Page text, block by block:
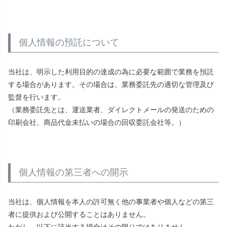
個人情報の預託について
当社は、明示した利用目的の達成の為に必要な範囲で業務を預託
する場合があります。その場合は、業務委託先の適切な管理及び
監督を行います。
（業務委託先とは、運送業者、ダイレクトメールの発送のための
印刷会社、商品代金未払いの場合の回収委託会社等。）
個人情報の第三者への開示
当社は、個人情報を本人の許可無く他の事業者や個人などの第三
者に提供および公開することはありません。